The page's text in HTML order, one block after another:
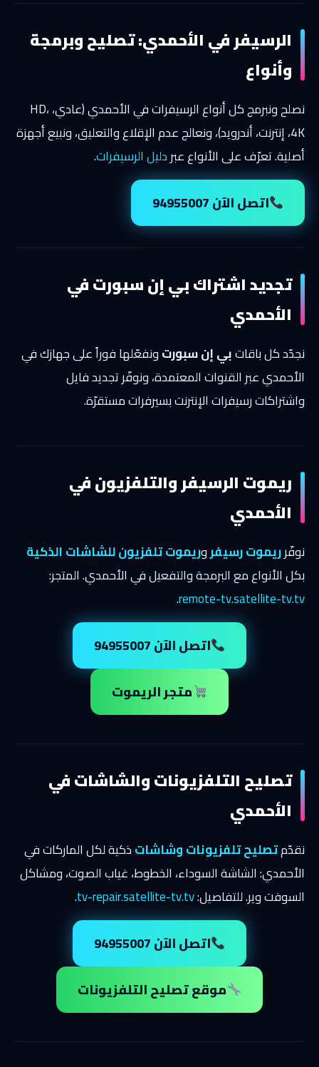
الرسيفر في الأحمدي: تصليح وبرمجة
وأنواع
نصلح ونبرمج كل أنواع الرسيفرات في الأحمدي (عادي، HD،
4K، إنترنت، أندرويد)، ونعالج عدم الإقلاع والتعليق، ونبيع أجهزة
أصلية. تعرّف على الأنواع عبردليل الرسيفرات.
اتصل الآن 94955007
تجديد اشتراك بي إن سبورت في
الأحمدي
نجدّد كل باقاتبي إن سبورتونفعّلها فوراً على جهازك في
الأحمدي عبر القنوات المعتمدة، ونوفّر تجديد فايل
واشتراكات رسيفرات الإنترنت بسيرفرات مستقرّة.
ريموت الرسيفر والتلفزيون في
الأحمدي
نوفّرريموت رسيفروريموت تلفزيون للشاشات الذكية
بكل الأنواع مع البرمجة والتفعيل في الأحمدي. المتجر:
remote-tv.satellite-tv.tv
.
اتصل الآن 94955007
متجر الريموت
تصليح التلفزيونات والشاشات في
الأحمدي
نقدّمتصليح تلفزيونات وشاشاتذكية لكل الماركات في
الأحمدي: الشاشة السوداء، الخطوط، غياب الصوت، ومشاكل
السوفت وير. للتفاصيل:tv-repair.satellite-tv.tv
.
اتصل الآن 94955007
موقع تصليح التلفزيونات